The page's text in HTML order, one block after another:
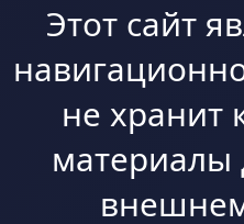
Этот сайт
не хранит
материалы